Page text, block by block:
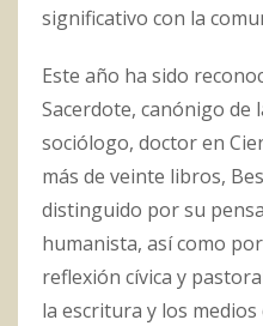
significativo con la
Este año ha sido
Sacerdote, canónigo de
sociólogo, doctor en
más de veinte libros,
distinguido por su
humanista, así como
reflexión cívica y
la escritura y los